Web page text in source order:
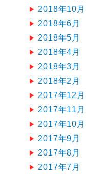
2018年10月
2018年6月
2018年5月
2018年4月
2018年3月
2018年2月
2017年12月
2017年11月
2017年10月
2017年9月
2017年8月
2017年7月